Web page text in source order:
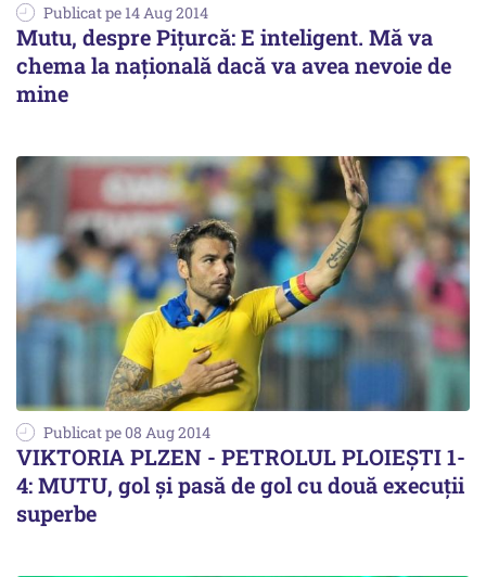
Publicat pe 14 Aug 2014
Mutu, despre Pițurcă: E inteligent. Mă va
chema la națională dacă va avea nevoie de
mine
Publicat pe 08 Aug 2014
VIKTORIA PLZEN - PETROLUL PLOIEȘTI 1-
4: MUTU, gol și pasă de gol cu două execuții
superbe